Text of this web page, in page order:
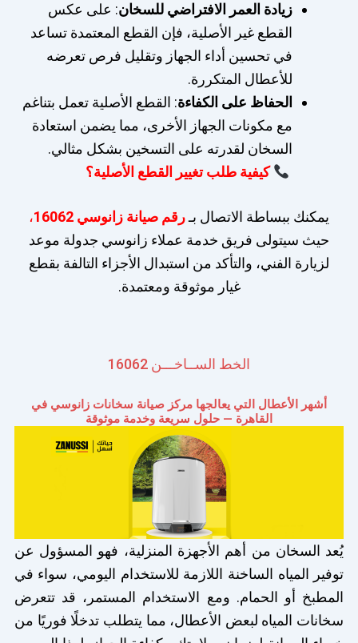
زيادة العمر الافتراضي للسخان: على عكس
القطع غير الأصلية، فإن القطع المعتمدة تساعد
في تحسين أداء الجهاز وتقليل فرص تعرضه
للأعطال المتكررة.
الحفاظ على الكفاءة: القطع الأصلية تعمل بتناغم
مع مكونات الجهاز الأخرى، مما يضمن استعادة
السخان لقدرته على التسخين بشكل مثالي.
كيفية طلب تغيير القطع الأصلية؟
يمكنك ببساطة الاتصال بـرقم صيانة زانوسي 16062
،
حيث سيتولى فريق خدمة عملاء زانوسي جدولة موعد
لزيارة الفني، والتأكد من استبدال الأجزاء التالفة بقطع
غيار موثوقة ومعتمدة.
الخط الســاخـــن 16062
أشهر الأعطال التي يعالجها مركز صيانة سخانات زانوسي في
القاهرة — حلول سريعة وخدمة موثوقة
يُعد السخان من أهم الأجهزة المنزلية، فهو المسؤول عن
توفير المياه الساخنة اللازمة للاستخدام اليومي، سواء في
المطبخ أو الحمام. ومع الاستخدام المستمر، قد تتعرض
سخانات المياه لبعض الأعطال، مما يتطلب تدخلًا فوريًا من